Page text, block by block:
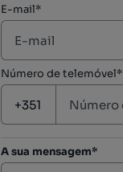
E-mail*
Número de telemóvel*
A sua mensagem*